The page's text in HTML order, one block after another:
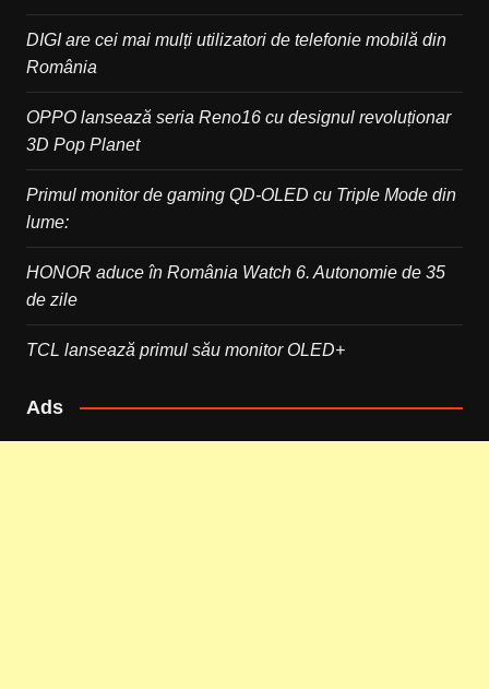
DIGI are cei mai mulți utilizatori de telefonie mobilă din
România
OPPO lansează seria Reno16 cu designul revoluționar
3D Pop Planet
Primul monitor de gaming QD-OLED cu Triple Mode din
lume:
HONOR aduce în România Watch 6. Autonomie de 35
de zile
TCL lansează primul său monitor OLED+
Ads